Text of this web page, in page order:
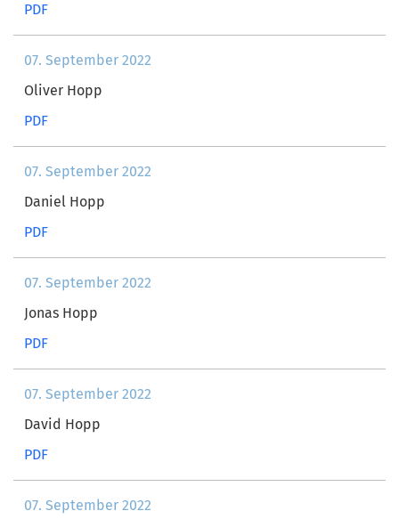
PDF
07. September 2022
Oliver Hopp
PDF
07. September 2022
Daniel Hopp
PDF
07. September 2022
Jonas Hopp
PDF
07. September 2022
David Hopp
PDF
07. September 2022